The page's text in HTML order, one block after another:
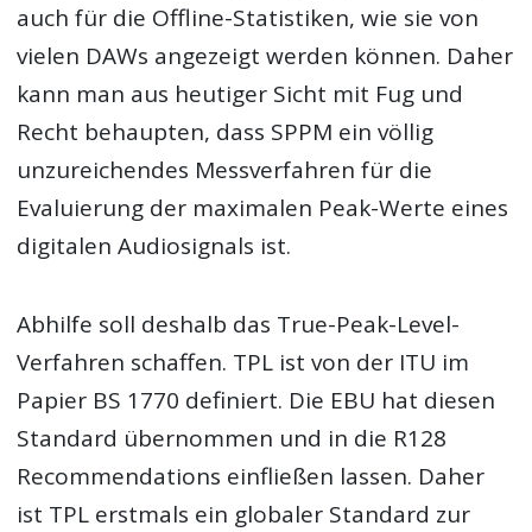
auch für die Offline-Statistiken, wie sie von
vielen DAWs angezeigt werden können. Daher
kann man aus heutiger Sicht mit Fug und
Recht behaupten, dass SPPM ein völlig
unzureichendes Messverfahren für die
Evaluierung der maximalen Peak-Werte eines
digitalen Audiosignals ist.
Abhilfe soll deshalb das True-Peak-Level-
Verfahren schaffen. TPL ist von der ITU im
Papier BS 1770 definiert. Die EBU hat diesen
Standard übernommen und in die R128
Recommendations einfließen lassen. Daher
ist TPL erstmals ein globaler Standard zur